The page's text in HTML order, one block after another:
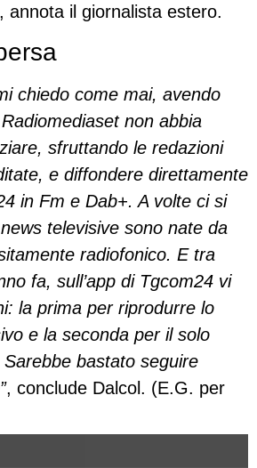
annota il giornalista estero.
chiedo come mai, avendo
non abbia
sfruttando le redazioni
e diffondere direttamente
in Fm e Dab+. A volte ci si
televisive sono nate da
radiofonico. E tra
fa, sull’app di Tgcom24 vi
la prima per riprodurre lo
e la seconda per il solo
bastato seguire
, conclude Dalcol. (E.G. per